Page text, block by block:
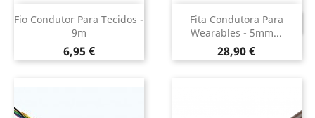
Fio Condutor Para Tecidos -
9m
Preço
6,95 €
Fita Condutora Para
Wearables - 5mm...
Preço
28,90 €
DESCONTINUADO